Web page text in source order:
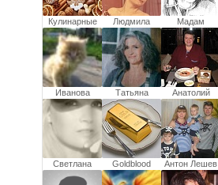
Кулинарные
записки
Людмила
Щербань
(Усевич)
Мадам
Повари
Иванова
Ирина
Татьяна
Бухоник
Анатолий
Палихов
Светлана
Голубева
Goldblood Антон Лешев